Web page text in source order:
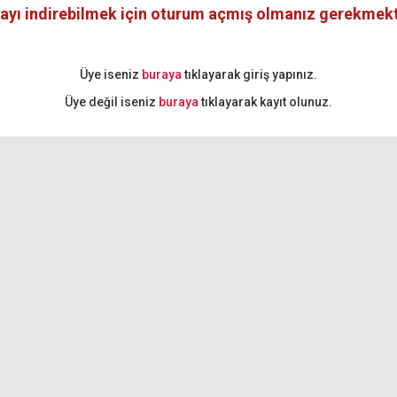
indirebilmek için oturum açmış olmanız
Üye iseniz burayatıklayarak giriş yapınız.
Üye değil iseniz burayatıklayarak kayıt olunuz.